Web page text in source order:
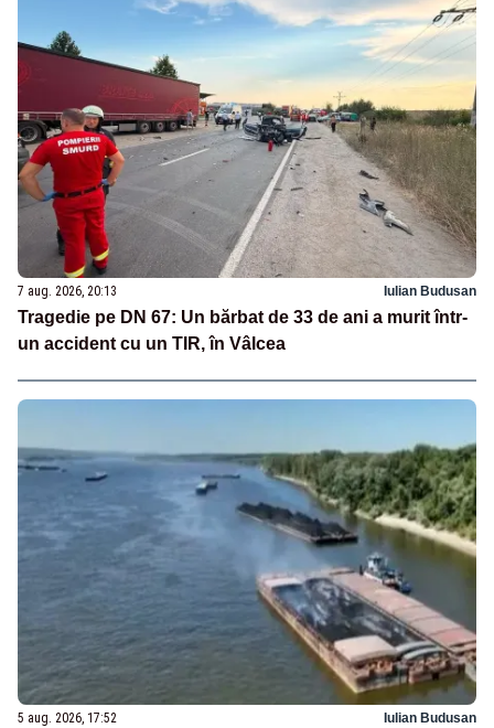
7 aug. 2026, 20:13 Iulian Budusan
Tragedie pe DN 67: Un bărbat de 33 de ani a murit într-
un accident cu un TIR, în Vâlcea
5 aug. 2026, 17:52 Iulian Budusan